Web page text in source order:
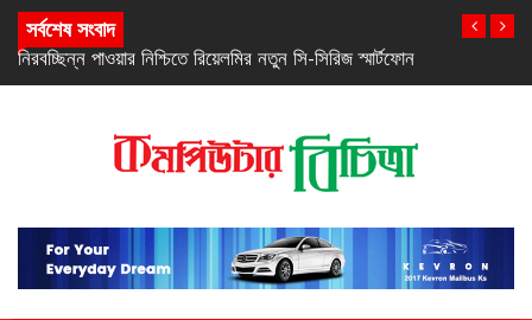
সর্বশেষ সংবাদ
নিরবচ্ছিন্ন পাওয়ার নিশ্চিতে রিয়েলমির নতুন সি-সিরিজ স্মার্টফোন